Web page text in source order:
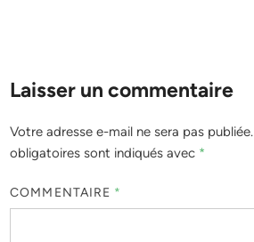
Laisser un commentaire
Votre adresse e-mail ne sera pas publiée.
obligatoires sont indiqués avec *
COMMENTAIRE *